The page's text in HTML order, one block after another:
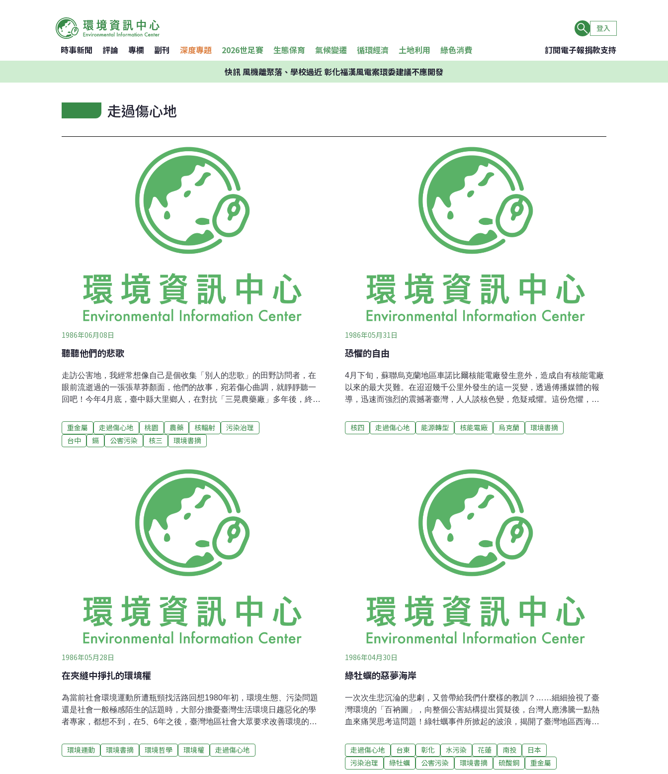
登入
時事新聞 評論 專欄 副刊 深度專題 2026世足賽 生態保育 氣候變遷 循環經濟 土地利用 綠色消費 訂閱電子報捐款支持
快訊風機離聚落、學校過近 彰化福漢風電案環委建議不應開發
走過傷心地
1986年06月08日
聽聽他們的悲歌
走訪公害地，我經常想像自己是個收集「別人的悲歌」的田野訪問者，在
眼前流逝過的一張張草莽顏面，他們的故事，宛若傷心曲調，就靜靜聽一
回吧！今年4月底，臺中縣大里鄉人，在對抗「三晃農藥廠」多年後，終於
的受害日記──「空氣有毒的日子」。點點滴滴的記錄，寫盡人問苦離折
磨，全不是外地人所能想像的。大里鄉人對抗地方公害的過程中，有許多
發人省思的情節，臺大社會系教授蕭新煌最近在聯合報一篇剖析環境保護
決問題的民眾背上暴民的黑鍋。」大里鄉人在奮鬥中確曾背過這個「黑
鍋」。「暴民」這樣狠惡的字眼曾經困擾過這些純樸鄉人。「臺中縣公害
防治協會」宣佈成立當天，在一間叫「振坤宮」的神廟樓上，滿滿100多名
大里人來參加他們辛苦共創的盛會。席間，有年輕力壯的莊稼漢，有年逾
古稀的老翁，一張張風霜臉孔
重金屬 走過傷心地 桃園 農藥 核輻射
污染治理
台中
鎘 公害污染 核三 環境書摘
1986年05月31日
恐懼的自由
4月下旬，蘇聯烏克蘭地區車諾比爾核能電廠發生意外，造成自有核能電廠
以來的最大災難。在迢迢幾千公里外發生的這一災變，透過傅播媒體的報
導，迅速而強烈的震撼著臺灣，人人談核色變，危疑戒懼。這份危懼，更
四」廠的計畫正在準備之中，而愈顯焦灼。車諾比爾帶來的震撼是：打翻
了專家在過去所作的一切預測，包括「中國症候群」是外行的幻想，包括
時，許多親核能的人士都譏笑這部電影，認為是「核能外行人的恐怖幻
想」。這樣的譏笑同樣發生在臺灣地區。臺電公司的高級人員，在幾度核
能問題的對話中，都十分堅定的表示出「那是幻想的，電影的情節」。
「中國症候群」所設想的是：當一座核能電廠發生冷卻水系統流失，導致
核四 走過傷心地 能源轉型 核能電廠 烏克蘭 環境書摘
1986年05月28日
在夾縫中掙扎的環境權
為當前社會環境運動所遭瓶頸找活路回想1980年初，環境生態、污染問題
還是社會一般極感陌生的話題時，大部分擔憂臺灣生活環境日趨惡化的學
者專家，都想不到，在5、6年之後，臺灣地區社會大眾要求改善環境的聲
處於過去幾十年社曾氣氛中人所料想不到的事。最基本的生存權：清潔的
陽光、空氣、水最近2年在學術界、社會意見領袖以及媒體觀念的引導下，
環境運動 環境書摘 環境哲學 環境權 走過傷心地
1986年04月30日
綠牡蠣的惡夢海岸
一次次生悲沉淪的悲劇，又曾帶給我們什麼樣的教訓？……細細撿視了臺
灣環境的「百衲圖」，向整個公害結構提出質疑後，台灣人應沸騰一點熱
血來痛哭思考這問題！綠牡蠣事件所掀起的波浪，揭開了臺灣地區西海岸
岸後，都一再的提示了「紅色警訊」，可是西海岸污染，卻不曾因專家學
者的「危言」而停止。仔細回顧這一頁西海岸的「沉淪史」，其實是一段
足以教人血冷的歷程。連日來，環境保護機關、農業單位在上級「限時破
走過傷心地 台東 彰化 水污染 花蓮 南投
日本
污染治理
綠牡蠣 公害污染 環境書摘 硫酸銅 重金屬